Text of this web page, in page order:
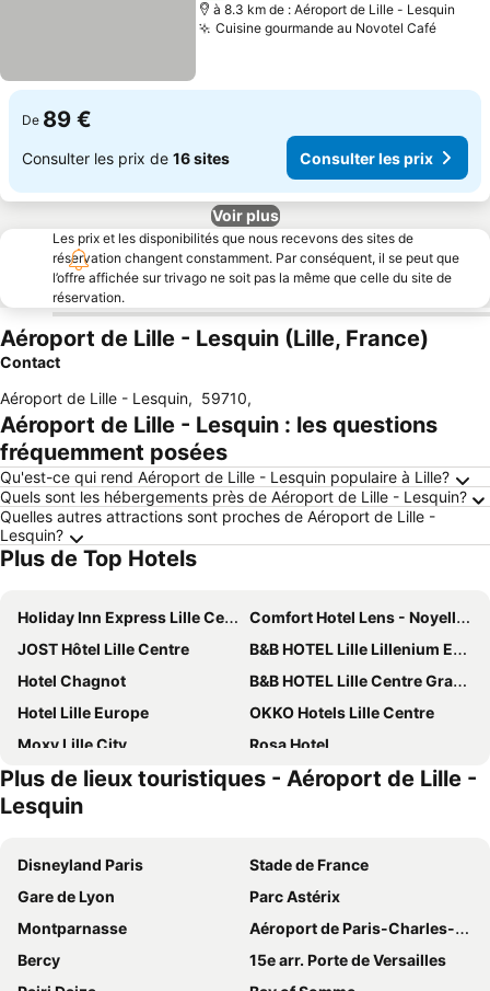
à 8.3 km de : Aéroport de Lille - Lesquin
Cuisine gourmande au Novotel Café
De 89 €
Consulter les prix de 16 sites Consulter les prix
Voir plus
Les prix et les disponibilités que nous recevons des sites de
réservation changent constamment. Par conséquent, il se peut que
l’offre affichée sur trivago ne soit pas la même que celle du site de
réservation.
Aéroport de Lille - Lesquin (Lille, France)
Contact
Aéroport de Lille - Lesquin, 59710,
Aéroport de Lille - Lesquin : les questions
fréquemment posées
Qu'est-ce qui rend Aéroport de Lille - Lesquin populaire à Lille?
Quels sont les hébergements près de Aéroport de Lille - Lesquin?
Quelles autres attractions sont proches de Aéroport de Lille -
Lesquin?
Plus de Top Hotels
Holiday Inn Express Lille Centre by IHG
Comfort Hotel Lens - Noyelles Godault
JOST Hôtel Lille Centre
B&B HOTEL Lille Lillenium Eurasanté
Hotel Chagnot
B&B HOTEL Lille Centre Grand Palais
Hotel Lille Europe
OKKO Hotels Lille Centre
Moxy Lille City
Rosa Hotel
Grand Hotel Bellevue - Grand Place
Lille City Hotel
Hotel Carlton Lille
Best Western Premier Why Hotel
Novotel Lille Centre Grand Place
ibis Lille Centre Grand Palais
B&B HOTEL Lille Tourcoing Centre
Novotel Lille Aéroport
Eklo Hotels Lille
Sure Hotel by Best Western Lille Tourcoing
Boa Hotel - BW Signature Collection - Lille Centre Gares
Plus de lieux touristiques - Aéroport de Lille -
Lesquin
Disneyland Paris
Stade de France
Gare de Lyon
Parc Astérix
Montparnasse
Aéroport de Paris-Charles-de-Gaulle
Bercy
15e arr. Porte de Versailles